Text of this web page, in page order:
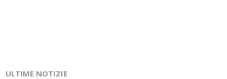
ULTIME NOTIZIE